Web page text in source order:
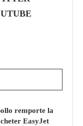
remporte la
EasyJet